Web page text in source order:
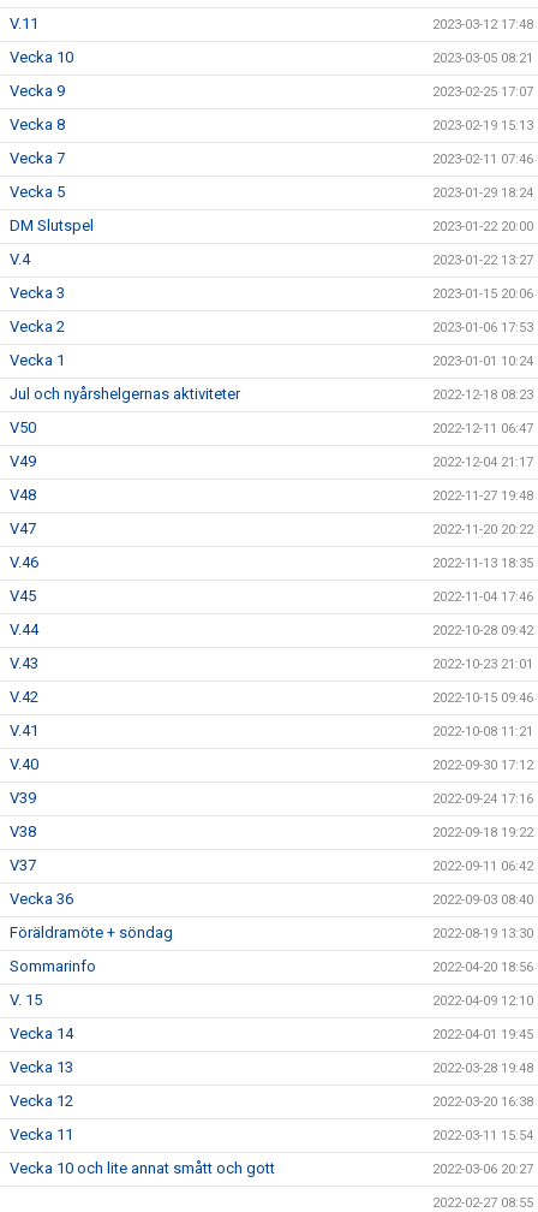
V.11 2023-03-12 17:48
Vecka 10 2023-03-05 08:21
Vecka 9 2023-02-25 17:07
Vecka 8 2023-02-19 15:13
Vecka 7 2023-02-11 07:46
Vecka 5 2023-01-29 18:24
DM Slutspel 2023-01-22 20:00
V.4 2023-01-22 13:27
Vecka 3 2023-01-15 20:06
Vecka 2 2023-01-06 17:53
Vecka 1 2023-01-01 10:24
Jul och nyårshelgernas aktiviteter 2022-12-18 08:23
V50 2022-12-11 06:47
V49 2022-12-04 21:17
V48 2022-11-27 19:48
V47 2022-11-20 20:22
V.46 2022-11-13 18:35
V45 2022-11-04 17:46
V.44 2022-10-28 09:42
V.43 2022-10-23 21:01
V.42 2022-10-15 09:46
V.41 2022-10-08 11:21
V.40 2022-09-30 17:12
V39 2022-09-24 17:16
V38 2022-09-18 19:22
V37 2022-09-11 06:42
Vecka 36 2022-09-03 08:40
Föräldramöte + söndag 2022-08-19 13:30
Sommarinfo 2022-04-20 18:56
V. 15 2022-04-09 12:10
Vecka 14 2022-04-01 19:45
Vecka 13 2022-03-28 19:48
Vecka 12 2022-03-20 16:38
Vecka 11 2022-03-11 15:54
Vecka 10 och lite annat smått och gott 2022-03-06 20:27
2022-02-27 08:55